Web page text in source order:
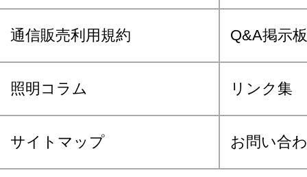
通信販売利用規約 Q&A掲示板
照明コラム リンク集
サイトマップ お問い合